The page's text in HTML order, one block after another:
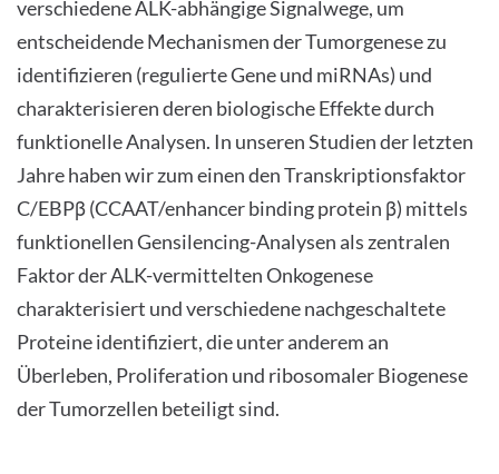
verschiedene ALK-abhängige Signalwege, um
entscheidende Mechanismen der Tumorgenese zu
identifizieren (regulierte Gene und miRNAs) und
charakterisieren deren biologische Effekte durch
funktionelle Analysen. In unseren Studien der letzten
Jahre haben wir zum einen den Transkriptionsfaktor
C/EBPβ (CCAAT/enhancer binding protein β) mittels
funktionellen Gensilencing-Analysen als zentralen
Faktor der ALK-vermittelten Onkogenese
charakterisiert und verschiedene nachgeschaltete
Proteine identifiziert, die unter anderem an
Überleben, Proliferation und ribosomaler Biogenese
der Tumorzellen beteiligt sind.